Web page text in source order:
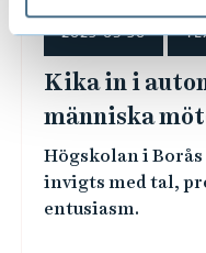
2023-05-30
Kika in i
människa
Högskolan i
invigts med tal,
entusiasm.